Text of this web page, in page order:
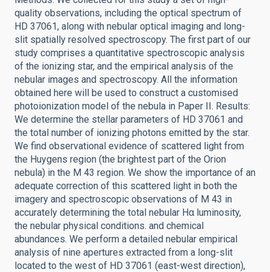
quality observations, including the optical spectrum of
HD 37061, along with nebular optical imaging and long-
slit spatially resolved spectroscopy. The first part of our
study comprises a quantitative spectroscopic analysis
of the ionizing star, and the empirical analysis of the
nebular images and spectroscopy. All the information
obtained here will be used to construct a customised
photoionization model of the nebula in Paper II. Results:
We determine the stellar parameters of HD 37061 and
the total number of ionizing photons emitted by the star.
We find observational evidence of scattered light from
the Huygens region (the brightest part of the Orion
nebula) in the M 43 region. We show the importance of an
adequate correction of this scattered light in both the
imagery and spectroscopic observations of M 43 in
accurately determining the total nebular Hα luminosity,
the nebular physical conditions. and chemical
abundances. We perform a detailed nebular empirical
analysis of nine apertures extracted from a long-slit
located to the west of HD 37061 (east-west direction),